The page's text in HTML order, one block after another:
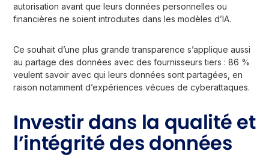
autorisation avant que leurs données personnelles ou
financières ne soient introduites dans les modèles d’IA.
Ce souhait d’une plus grande transparence s’applique aussi
au partage des données avec des fournisseurs tiers : 86 %
veulent savoir avec qui leurs données sont partagées, en
raison notamment d’expériences vécues de cyberattaques.
Investir dans la qualité et
l’intégrité des données